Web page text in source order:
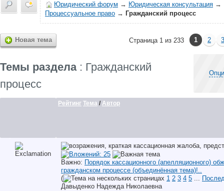
Юридический форум → Юридическая консультация →
Процессуальное право → Гражданский процесс
Новая тема Страница 1 из 233 1 2 3
Темы раздела: Гражданский
процесс
Рейтинг Тема / Автор
Важно: Порядок кассационного (апелляционного)
гражданском процессе (объединённая тема)!..
(
1 2 3 4 5
Давыденко Надежда Николаевна